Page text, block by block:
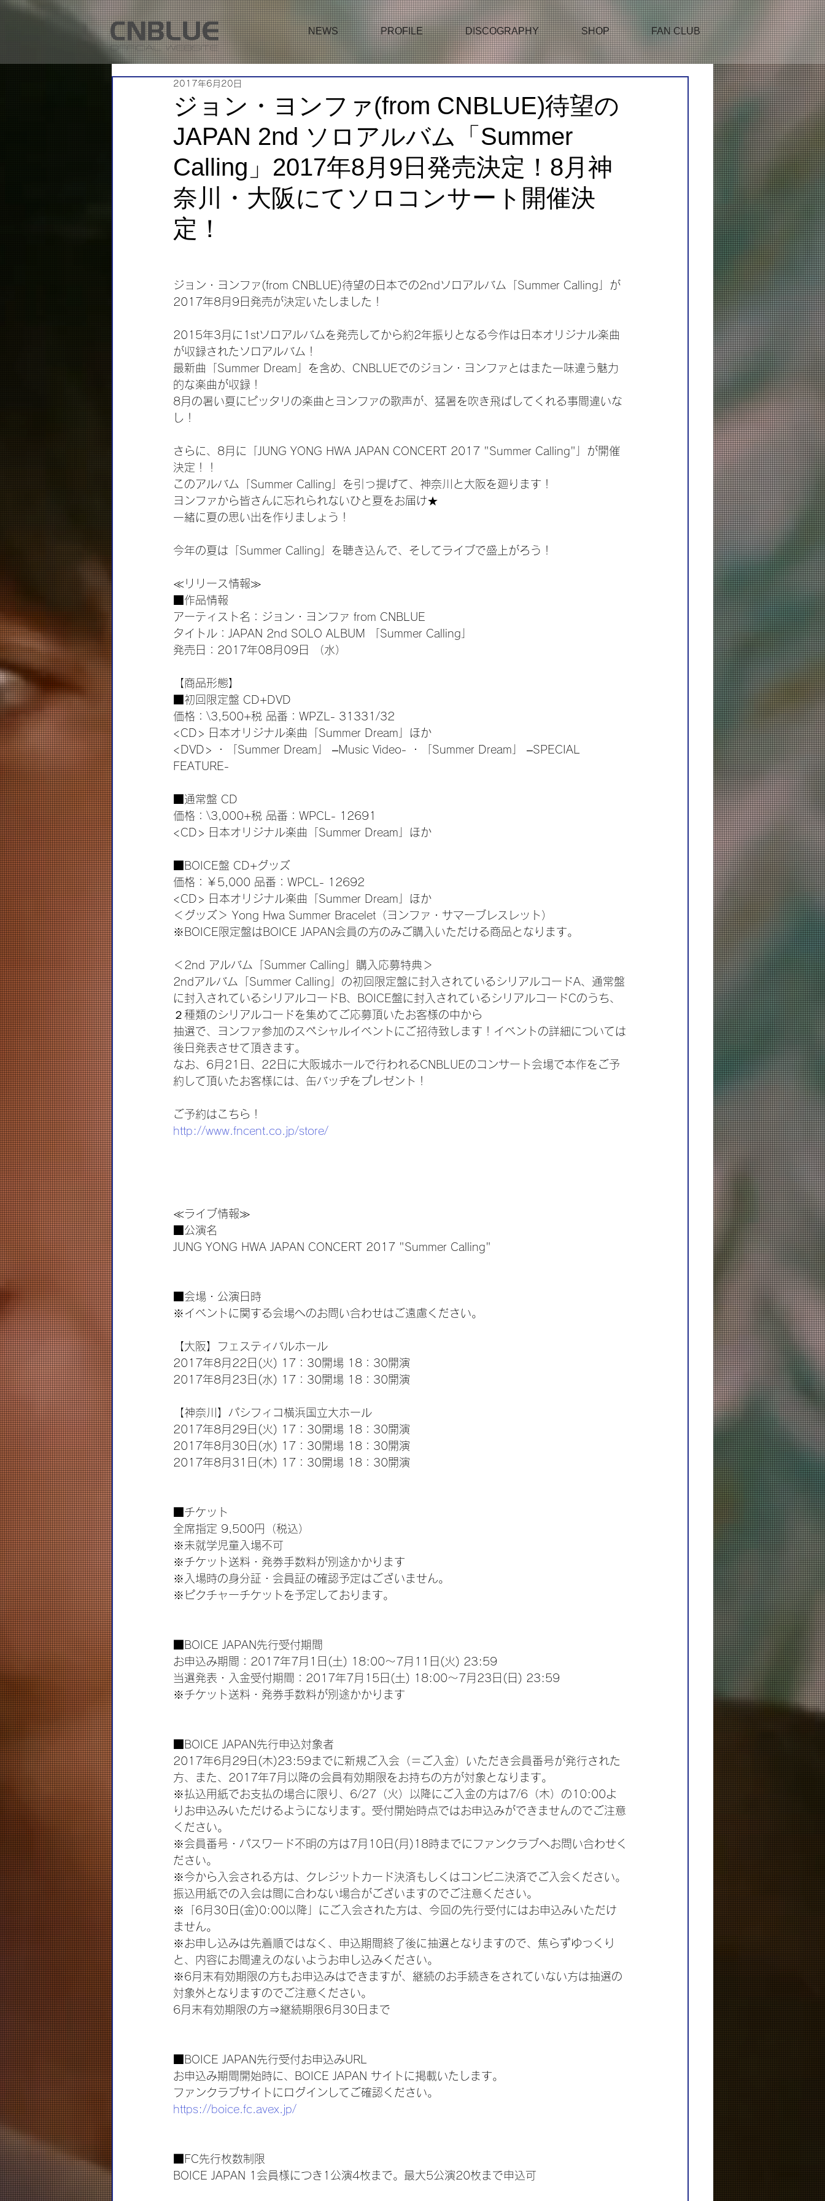
NEWS PROFILE DISCOGRAPHY SHOP FAN CLUB
ジョン・ヨンファ(from CNBLUE)待望の
JAPAN 2nd ソロアルバム「Summer
Calling」2017年8月9日発売決定！8月神
奈川・大阪にてソロコンサート開催決
定！
2017年6月20日
ジョン・ヨンファ(from CNBLUE)待望の日本での2ndソロアルバム「Summer Calling」が
2017年8月9日発売が決定いたしました！
2015年3月に1stソロアルバムを発売してから約2年振りとなる今作は日本オリジナル楽曲
が収録されたソロアルバム！
最新曲「Summer Dream」を含め、CNBLUEでのジョン・ヨンファとはまた一味違う魅力
的な楽曲が収録！
8月の暑い夏にピッタリの楽曲とヨンファの歌声が、猛暑を吹き飛ばしてくれる事間違いな
し！
さらに、8月に「JUNG YONG HWA JAPAN CONCERT 2017 "Summer Calling"」が開催
決定！！
このアルバム「Summer Calling」を引っ提げて、神奈川と大阪を廻ります！
ヨンファから皆さんに忘れられないひと夏をお届け★
一緒に夏の思い出を作りましょう！
今年の夏は「Summer Calling」を聴き込んで、そしてライブで盛上がろう！
≪リリース情報≫
■作品情報
アーティスト名：ジョン・ヨンファ from CNBLUE
タイトル：JAPAN 2nd SOLO ALBUM 「Summer Calling」
発売日：2017年08月09日 （水）
【商品形態】
■初回限定盤 CD+DVD
価格：\3,500+税 品番：WPZL- 31331/32
<CD> 日本オリジナル楽曲「Summer Dream」ほか
<DVD> ・「Summer Dream」 –Music Video- ・「Summer Dream」 –SPECIAL
FEATURE-
■通常盤 CD
価格：\3,000+税 品番：WPCL- 12691
<CD> 日本オリジナル楽曲「Summer Dream」ほか
■BOICE盤 CD+グッズ
価格：￥5,000 品番：WPCL- 12692
<CD> 日本オリジナル楽曲「Summer Dream」ほか
＜グッズ＞ Yong Hwa Summer Bracelet（ヨンファ・サマーブレスレット）
※BOICE限定盤はBOICE JAPAN会員の方のみご購入いただける商品となります。
＜2nd アルバム「Summer Calling」購入応募特典＞
2ndアルバム「Summer Calling」の初回限定盤に封入されているシリアルコードA、通常盤
に封入されているシリアルコードB、BOICE盤に封入されているシリアルコードCのうち、
２種類のシリアルコードを集めてご応募頂いたお客様の中から
抽選で、ヨンファ参加のスペシャルイベントにご招待致します！イベントの詳細については
後日発表させて頂きます。
なお、6月21日、22日に大阪城ホールで行われるCNBLUEのコンサート会場で本作をご予
約して頂いたお客様には、缶バッヂをプレゼント！
ご予約はこちら！
http://www.fncent.co.jp/store/
≪ライブ情報≫
■公演名
JUNG YONG HWA JAPAN CONCERT 2017 "Summer Calling"
■会場・公演日時
※イベントに関する会場へのお問い合わせはご遠慮ください。
【大阪】フェスティバルホール
2017年8月22日(火) 17：30開場 18：30開演
2017年8月23日(水) 17：30開場 18：30開演
【神奈川】パシフィコ横浜国立大ホール
2017年8月29日(火) 17：30開場 18：30開演
2017年8月30日(水) 17：30開場 18：30開演
2017年8月31日(木) 17：30開場 18：30開演
■チケット
全席指定 9,500円（税込）
※未就学児童入場不可
※チケット送料・発券手数料が別途かかります
※入場時の身分証・会員証の確認予定はございません。
※ピクチャーチケットを予定しております。
■BOICE JAPAN先行受付期間
お申込み期間：2017年7月1日(土) 18:00～7月11日(火) 23:59
当選発表・入金受付期間：2017年7月15日(土) 18:00～7月23日(日) 23:59
※チケット送料・発券手数料が別途かかります
■BOICE JAPAN先行申込対象者
2017年6月29日(木)23:59までに新規ご入会（＝ご入金）いただき会員番号が発行された
方、また、2017年7月以降の会員有効期限をお持ちの方が対象となります。
※払込用紙でお支払の場合に限り、6/27（火）以降にご入金の方は7/6（木）の10:00よ
りお申込みいただけるようになります。受付開始時点ではお申込みができませんのでご注意
ください。
※会員番号・パスワード不明の方は7月10日(月)18時までにファンクラブへお問い合わせく
ださい。
※今から入会される方は、クレジットカード決済もしくはコンビニ決済でご入会ください。
振込用紙での入会は間に合わない場合がございますのでご注意ください。
※「6月30日(金)0:00以降」にご入会された方は、今回の先行受付にはお申込みいただけ
ません。
※お申し込みは先着順ではなく、申込期間終了後に抽選となりますので、焦らずゆっくり
と、内容にお間違えのないようお申し込みください。
※6月末有効期限の方もお申込みはできますが、継続のお手続きをされていない方は抽選の
対象外となりますのでご注意ください。
6月末有効期限の方⇒継続期限6月30日まで
■BOICE JAPAN先行受付お申込みURL
お申込み期間開始時に、BOICE JAPAN サイトに掲載いたします。
ファンクラブサイトにログインしてご確認ください。
https://boice.fc.avex.jp/
■FC先行枚数制限
BOICE JAPAN 1会員様につき1公演4枚まで。最大5公演20枚まで申込可